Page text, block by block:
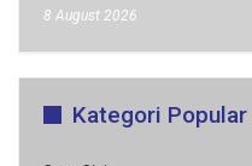
8 August 2026
Kategori Popular